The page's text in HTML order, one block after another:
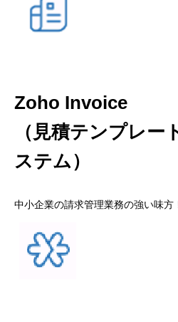
Zoho Invoice
（見積テンプレー
ステム）
中小企業の請求管理業務の強い味方